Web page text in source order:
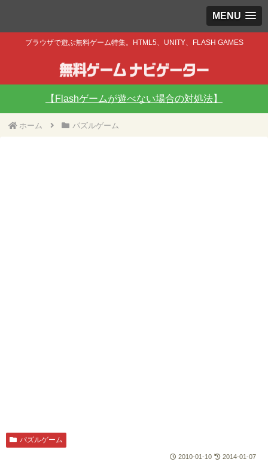
MENU
ブラウザで遊ぶ無料ゲーム特集。HTML5、UNITY、FLASH GAMES
【Flashゲームが遊べない場合の対処法】
ホーム パズルゲーム
パズルゲーム
2010-01-10 2014-01-07